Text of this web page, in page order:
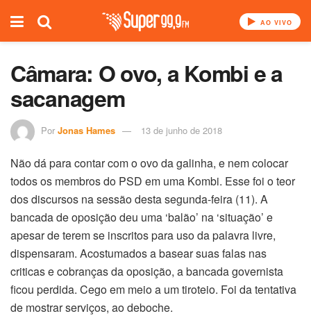
AO VIVO
Câmara: O ovo, a Kombi e a
sacanagem
Por Jonas Hames 13 de junho de 2018
Não dá para contar com o ovo da galinha, e nem colocar
todos os membros do PSD em uma Kombi. Esse foi o teor
dos discursos na sessão desta segunda-feira (11). A
bancada de oposição deu uma ‘balão’ na ‘situação’ e
apesar de terem se inscritos para uso da palavra livre,
dispensaram. Acostumados a basear suas falas nas
criticas e cobranças da oposição, a bancada governista
ficou perdida. Cego em meio a um tiroteio. Foi da tentativa
de mostrar serviços, ao deboche.